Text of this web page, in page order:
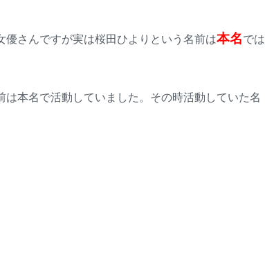
さんですが実は桜田ひよりという名前は本名では
本名で活動していました。その時活動していた名